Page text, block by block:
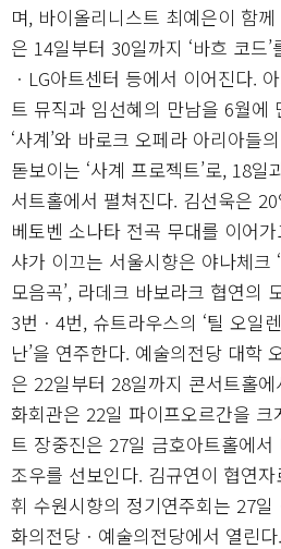
며, 바이올리니스트 최예은이 함
은 14일부터 30일까지 ‘바흐 코드
ㆍLG아트센터 등에서 이어진다.
트 뮤직과 임선혜의 만남을 6월에
‘사계’와 바로크 오페라 아리아들
돋보이는 ‘사계 프로젝트’로, 18
서트홀에서 펼쳐진다. 김선욱은
베토벤 소나타 전곡 무대를 이어
샤가 이끄는 서울시향은 야나체크
모음곡’, 라데크 바보라크 협연의
3번ㆍ4번, 슈트라우스의 ‘틸 오일
난’을 연주한다. 예술의전당 대학
은 22일부터 28일까지 콘서트홀
화회관은 22일 파이프오르간을 크
트 장중진은 27일 금호아트홀에서
조우를 선보인다. 김규연이 협연
휘 수원시향의 정기연주회는 27
화의전당ㆍ예술의전당에서 열린